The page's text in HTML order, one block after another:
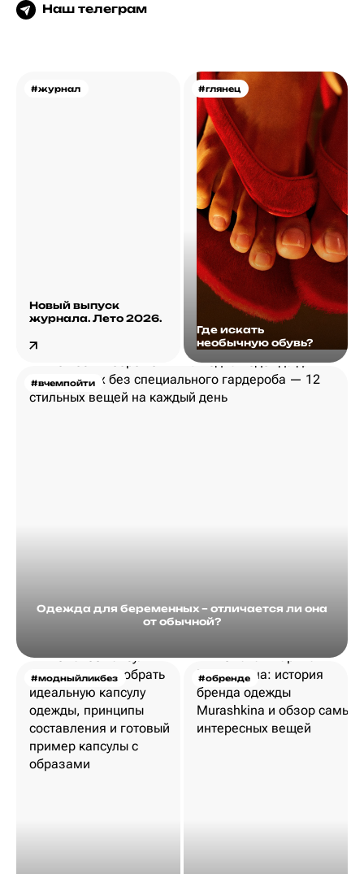
Наш телеграм
#журнал
Новый выпуск
журнала. Лето 2026.
#глянец
Где искать
необычную обувь?
#вчемпойти
Одежда для беременных – отличается ли она
от обычной?
#модныйликбез #обренде